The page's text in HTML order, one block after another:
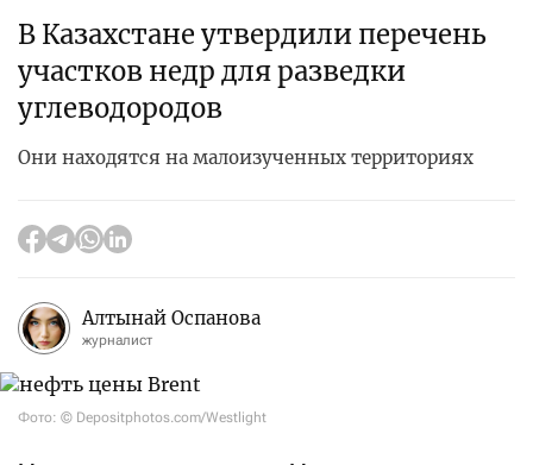
В Казахстане утвердили перечень
участков недр для разведки
углеводородов
Они находятся на малоизученных территориях
Алтынай Оспанова
журналист
Фото: © Depositphotos.com/Westlight